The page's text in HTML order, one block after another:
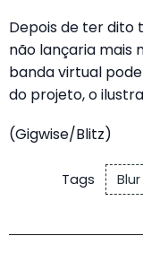
Depois de ter dito
não lançaria mais
banda virtual
do projeto, o
(Gigwise/Blitz)
Tags Blur